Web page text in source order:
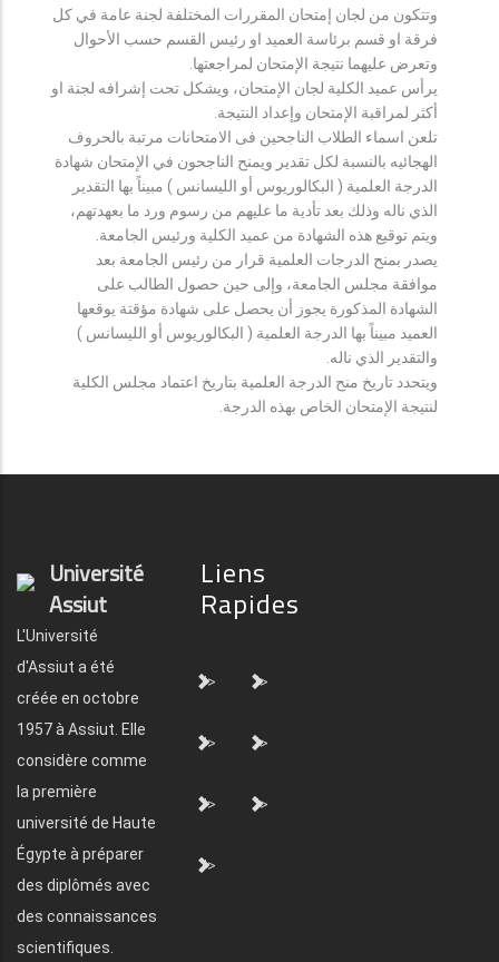
وتتكون من لجان إمتحان المقررات المختلفة لجنة عامة في كل
فرقة او قسم برئاسة العميد او رئيس القسم حسب الأحوال
وتعرض عليهما نتيجة الإمتحان لمراجعتها.
يرأس عميد الكلية لجان الإمتحان، ويشكل تحت إشرافه لجنة او
أكثر لمراقبة الإمتحان وإعداد النتيجة.
تلعن اسماء الطلاب الناجحين فى الامتحانات مرتبة بالحروف
الهجائيه بالنسبة لكل تقدير ويمنح الناجحون في الإمتحان شهادة
الدرجة العلمية ( البكالوريوس أو الليسانس ) مبيناً بها التقدير
الذي ناله وذلك بعد تأدية ما عليهم من رسوم ورد ما بعهدتهم،
ويتم توقيع هذه الشهادة من عميد الكلية ورئيس الجامعة.
يصدر بمنح الدرجات العلمية قرار من رئيس الجامعة بعد
موافقة مجلس الجامعة، وإلى حين حصول الطالب على
الشهادة المذكورة يجوز أن يحصل على شهادة مؤقتة يوقعها
العميد مبيناً بها الدرجة العلمية ( البكالوريوس أو الليسانس )
والتقدير الذي ناله.
ويتحدد تاريخ منح الدرجة العلمية بتاريخ اعتماد مجلس الكلية
لنتيجة الإمتحان الخاص بهذه الدرجة.
Université
Assiut
L'Université
d'Assiut a été
créée en octobre
1957 à Assiut. Elle
considère comme
la première
université de Haute
Égypte à préparer
des diplômés avec
des connaissances
scientifiques.
Liens
Rapides
"> ">
"> ">
"> ">
">